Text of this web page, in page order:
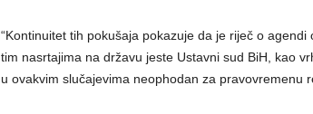
“Kontinuitet tih pokušaja pokazuje da je riječ o
tim nasrtajima na državu jeste Ustavni sud BiH, kao
u ovakvim slučajevima neophodan za pravovremenu